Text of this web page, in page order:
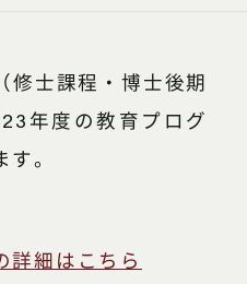
修士課程・博士後期
年度の教育プログ
。
詳細はこちら